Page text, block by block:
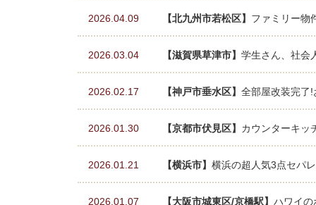
2026.04.09 【北九州市若松区】 ファミリー物
2026.03.04 【滋賀県草津市】 学生さん、社会
2026.02.17 【神戸市垂水区】 全部屋改装完了
2026.01.30 【京都市伏見区】 カウンターキッ
2026.01.21 【横浜市】 横浜の超人気3点セパ
2026.01.07 【大阪市城東区/京橋駅】 ハワイの